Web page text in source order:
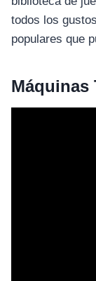
todos los
populares que
Máquinas